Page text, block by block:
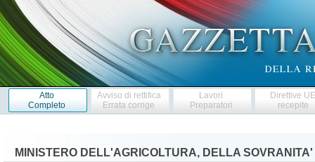
Atto
Completo
Avviso di rettifica
Errata corrige
Lavori
Preparatori
Direttive
recepite
MINISTERO DELL'AGRICOLTURA, DELLA